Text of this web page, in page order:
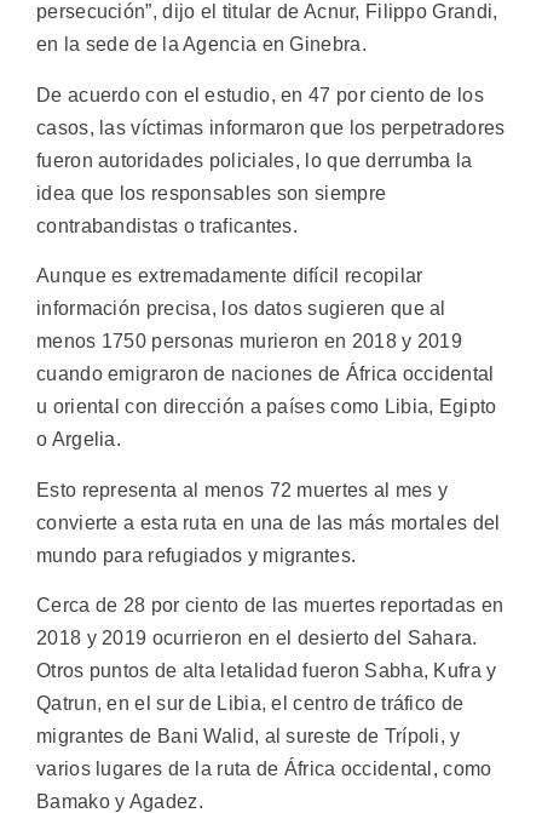
persecución”, dijo el titular de Acnur, Filippo Grandi,
en la sede de la Agencia en Ginebra.
De acuerdo con el estudio, en 47 por ciento de los
casos, las víctimas informaron que los perpetradores
fueron autoridades policiales, lo que derrumba la
idea que los responsables son siempre
contrabandistas o traficantes.
Aunque es extremadamente difícil recopilar
información precisa, los datos sugieren que al
menos 1750 personas murieron en 2018 y 2019
cuando emigraron de naciones de África occidental
u oriental con dirección a países como Libia, Egipto
o Argelia.
Esto representa al menos 72 muertes al mes y
convierte a esta ruta en una de las más mortales del
mundo para refugiados y migrantes.
Cerca de 28 por ciento de las muertes reportadas en
2018 y 2019 ocurrieron en el desierto del Sahara.
Otros puntos de alta letalidad fueron Sabha, Kufra y
Qatrun, en el sur de Libia, el centro de tráfico de
migrantes de Bani Walid, al sureste de Trípoli, y
varios lugares de la ruta de África occidental, como
Bamako y Agadez.